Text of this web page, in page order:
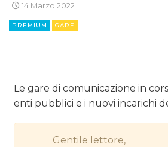
CINEMA
EDITORIA
ESTERNA
RADIO / AUDIO
14 Marzo 2022
PREMIUM GARE
Le gare di comunicazione in
enti pubblici e i nuovi incarichi
Gentile lettore,